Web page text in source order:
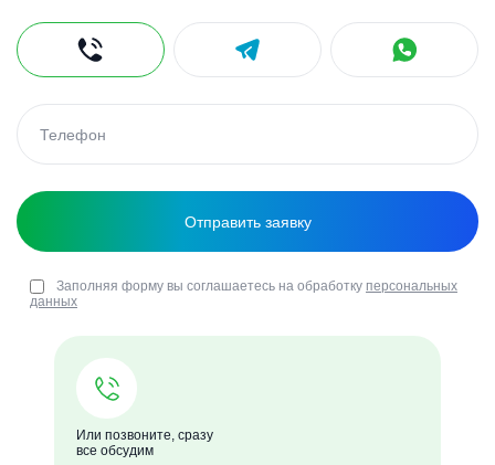
Или позвоните, сразу
все обсудим
Заполняя форму вы соглашаетесь на обработку персональных
данных